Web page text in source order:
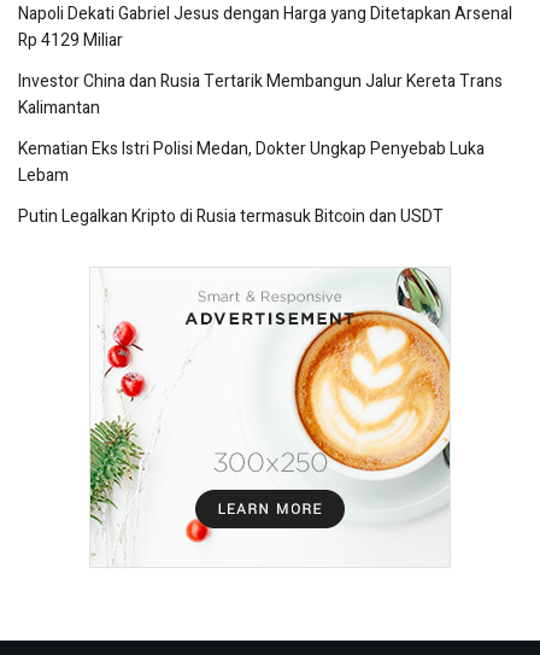
Napoli Dekati Gabriel Jesus dengan Harga yang Ditetapkan Arsenal
Rp 4129 Miliar
Investor China dan Rusia Tertarik Membangun Jalur Kereta Trans
Kalimantan
Kematian Eks Istri Polisi Medan, Dokter Ungkap Penyebab Luka
Lebam
Putin Legalkan Kripto di Rusia termasuk Bitcoin dan USDT